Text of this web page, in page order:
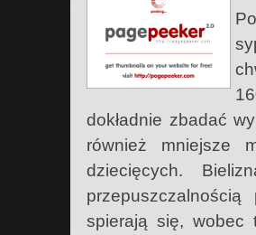
dokładnie zbadać
również mniejsze
dziecięcych.
spierają się, wobec